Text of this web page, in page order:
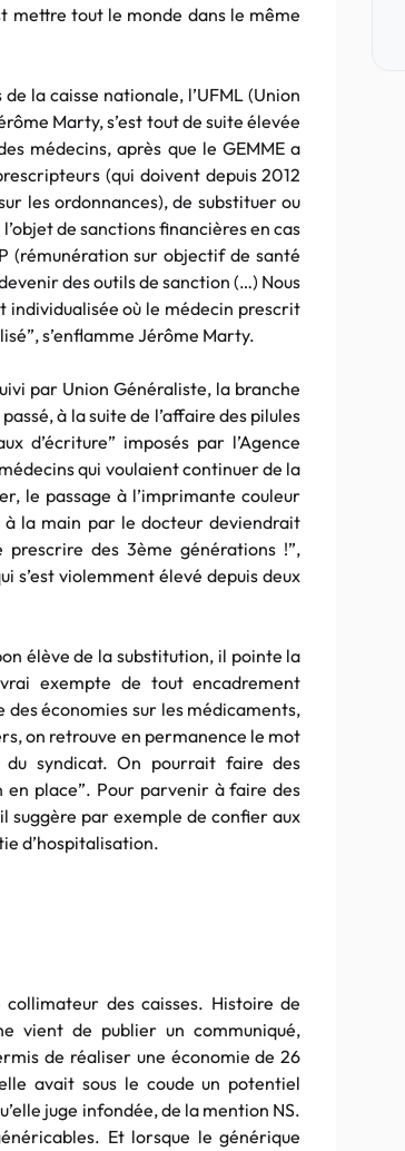
mettre tout le monde dans le même
la caisse nationale, l’UFML (Union
Marty, s’est tout de suite élevée
médecins, après que le GEMME a
(qui doivent depuis 2012
les ordonnances), de substituer ou
de sanctions financières en cas
(rémunération sur objectif de santé
des outils de sanction (…) Nous
individualisée où le médecin prescrit
s’enflamme Jérôme Marty.
par Union Généraliste, la branche
à la suite de l’affaire des pilules
d’écriture” imposés par l’Agence
qui voulaient continuer de la
le passage à l’imprimante couleur
la main par le docteur deviendrait
des 3ème générations !”,
s’est violemment élevé depuis deux
élève de la substitution, il pointe la
exempte de tout encadrement
économies sur les médicaments,
on retrouve en permanence le mot
du syndicat. On pourrait faire des
place”. Pour parvenir à faire des
suggère par exemple de confier aux
d’hospitalisation.
des caisses. Histoire de
vient de publier un communiqué,
de réaliser une économie de 26
avait sous le coude un potentiel
juge infondée, de la mention NS.
Et lorsque le générique